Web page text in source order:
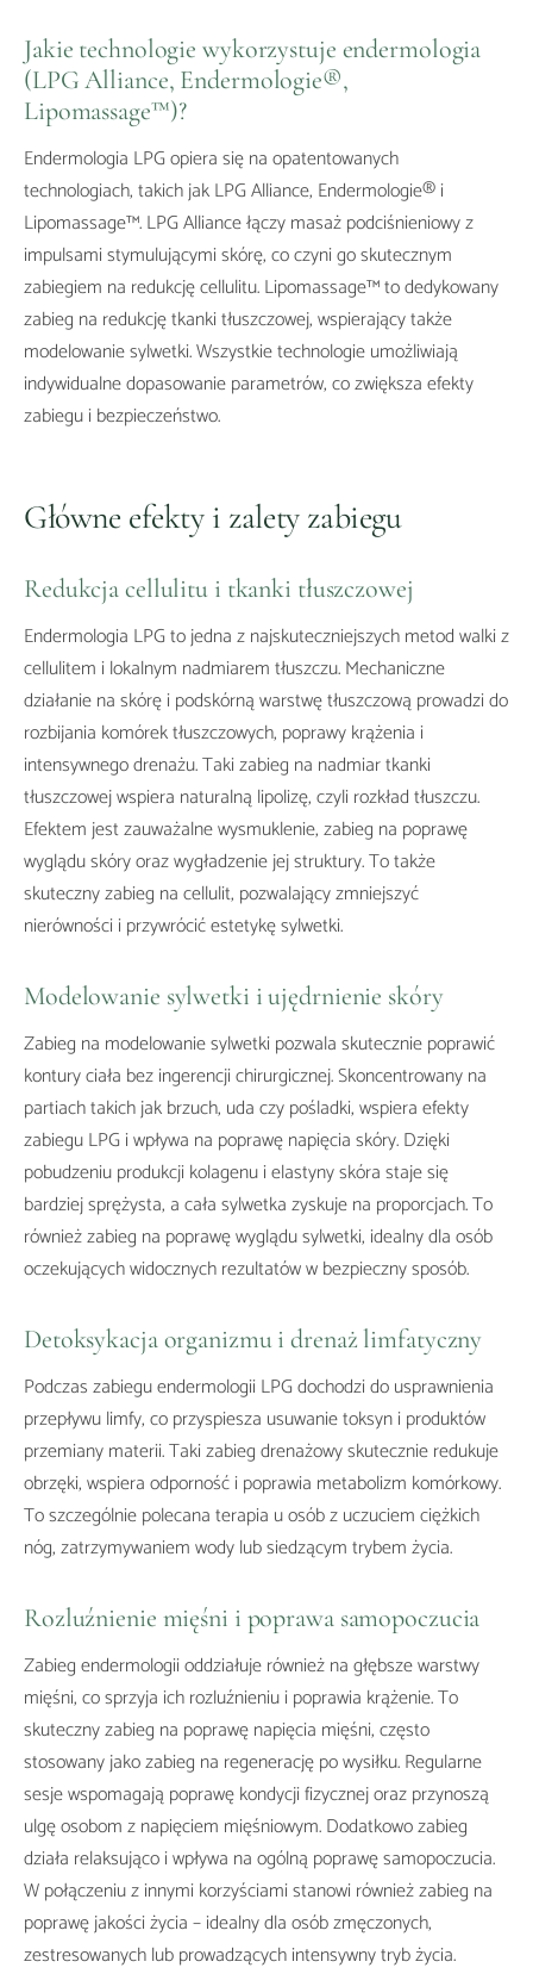
Jakie technologie wykorzystuje endermologia
(LPG Alliance, Endermologie®,
Lipomassage™)?
Endermologia LPG opiera się na opatentowanych
technologiach, takich jak LPG Alliance, Endermologie® i
Lipomassage™. LPG Alliance łączy masaż podciśnieniowy z
impulsami stymulującymi skórę, co czyni go skutecznym
zabiegiem na redukcję cellulitu. Lipomassage™ to dedykowany
zabieg na redukcję tkanki tłuszczowej, wspierający także
modelowanie sylwetki. Wszystkie technologie umożliwiają
indywidualne dopasowanie parametrów, co zwiększa efekty
zabiegu i bezpieczeństwo.
Główne efekty i zalety zabiegu
Redukcja cellulitu i tkanki tłuszczowej
Endermologia LPG to jedna z najskuteczniejszych metod walki z
cellulitem i lokalnym nadmiarem tłuszczu. Mechaniczne
działanie na skórę i podskórną warstwę tłuszczową prowadzi do
rozbijania komórek tłuszczowych, poprawy krążenia i
intensywnego drenażu. Taki zabieg na nadmiar tkanki
tłuszczowej wspiera naturalną lipolizę, czyli rozkład tłuszczu.
Efektem jest zauważalne wysmuklenie, zabieg na poprawę
wyglądu skóry oraz wygładzenie jej struktury. To także
skuteczny zabieg na cellulit, pozwalający zmniejszyć
nierówności i przywrócić estetykę sylwetki.
Modelowanie sylwetki i ujędrnienie skóry
Zabieg na modelowanie sylwetki pozwala skutecznie poprawić
kontury ciała bez ingerencji chirurgicznej. Skoncentrowany na
partiach takich jak brzuch, uda czy pośladki, wspiera efekty
zabiegu LPG i wpływa na poprawę napięcia skóry. Dzięki
pobudzeniu produkcji kolagenu i elastyny skóra staje się
bardziej sprężysta, a cała sylwetka zyskuje na proporcjach. To
również zabieg na poprawę wyglądu sylwetki, idealny dla osób
oczekujących widocznych rezultatów w bezpieczny sposób.
Detoksykacja organizmu i drenaż limfatyczny
Podczas zabiegu endermologii LPG dochodzi do usprawnienia
przepływu limfy, co przyspiesza usuwanie toksyn i produktów
przemiany materii. Taki zabieg drenażowy skutecznie redukuje
obrzęki, wspiera odporność i poprawia metabolizm komórkowy.
To szczególnie polecana terapia u osób z uczuciem ciężkich
nóg, zatrzymywaniem wody lub siedzącym trybem życia.
Rozluźnienie mięśni i poprawa samopoczucia
Zabieg endermologii oddziałuje również na głębsze warstwy
mięśni, co sprzyja ich rozluźnieniu i poprawia krążenie. To
skuteczny zabieg na poprawę napięcia mięśni, często
stosowany jako zabieg na regenerację po wysiłku. Regularne
sesje wspomagają poprawę kondycji fizycznej oraz przynoszą
ulgę osobom z napięciem mięśniowym. Dodatkowo zabieg
działa relaksująco i wpływa na ogólną poprawę samopoczucia.
W połączeniu z innymi korzyściami stanowi również zabieg na
poprawę jakości życia – idealny dla osób zmęczonych,
zestresowanych lub prowadzących intensywny tryb życia.